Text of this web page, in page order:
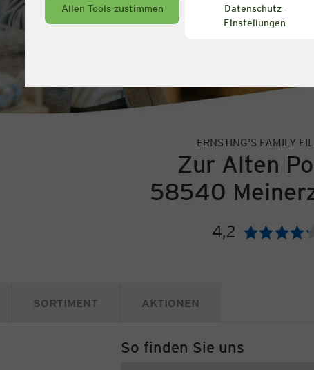
Allen Tools zustimmen
Datenschutz-
Einstellungen
ERNSTING'S FAMILY
Zur Alten
58540
4,2
SORTIMENT AKTIONEN
So finden Sie uns